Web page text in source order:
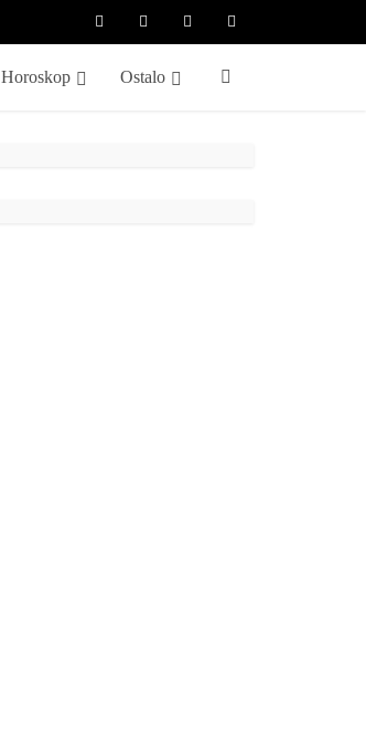
Horoskop Ostalo